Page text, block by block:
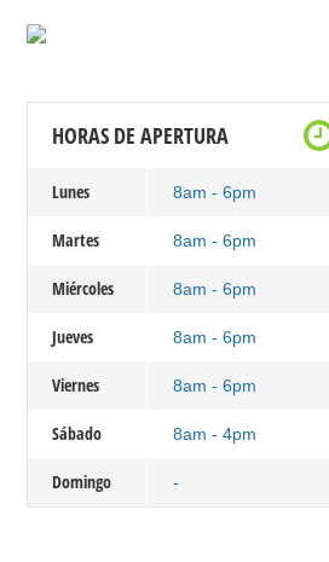
HORAS DE APERTURA
Lunes 8am - 6pm
Martes 8am - 6pm
Miércoles 8am - 6pm
Jueves 8am - 6pm
Viernes 8am - 6pm
Sábado 8am - 4pm
Domingo -